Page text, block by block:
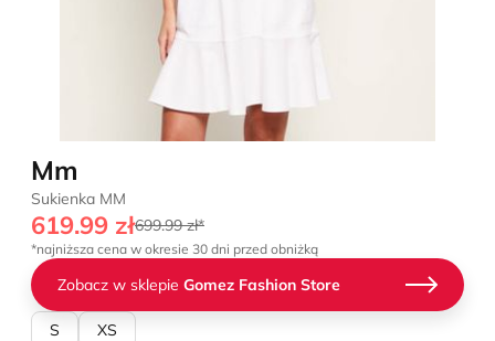
Mm
Sukienka MM
619.99 zł699.99 zł*
*najniższa cena w okresie 30 dni przed obniżką
Zobacz w sklepie Gomez Fashion Store
S XS